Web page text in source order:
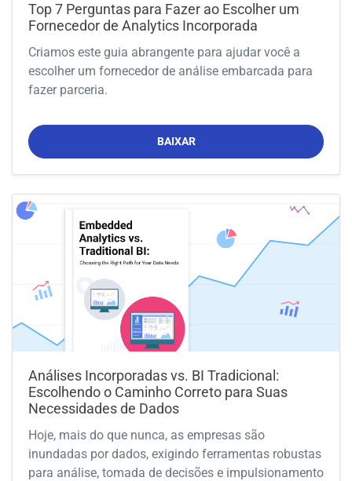
Top 7 Perguntas para Fazer ao Escolher um
Fornecedor de Analytics Incorporada
Criamos este guia abrangente para ajudar você a
escolher um fornecedor de análise embarcada para
fazer parceria.
BAIXAR
Análises Incorporadas vs. BI Tradicional:
Escolhendo o Caminho Correto para Suas
Necessidades de Dados
Hoje, mais do que nunca, as empresas são
inundadas por dados, exigindo ferramentas robustas
para análise, tomada de decisões e impulsionamento